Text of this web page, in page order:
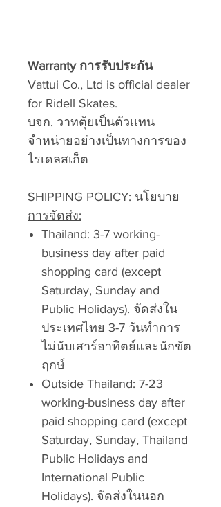
Warranty การรับประกัน
Vattui Co., Ltd is official dealer
for Ridell Skates.
บจก. วาทตุ้ยเป็นตัวเเทน
จำหน่ายอย่างเป็นทางการของ
ไรเดลสเก็ต
SHIPPING POLICY: นโยบาย
การจัดส่ง:
Thailand: 3-7 working-
business day after paid
shopping card (except
Saturday, Sunday and
Public Holidays). จัดส่งใน
ประเทศไทย 3-7 วันทำการ
ไม่นับเสาร์อาทิตย์และนักขัต
ฤกษ์
Outside Thailand: 7-23
working-business day after
paid shopping card (except
Saturday, Sunday, Thailand
Public Holidays and
International Public
Holidays). จัดส่งในนอก